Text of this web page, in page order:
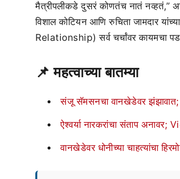
मैत्रीपलीकडे दुसरं कोणतंच नातं नव्हतं,”
विशाल कोटियन आणि रुचिता जामदार
Relationship) सर्व चर्चांवर कायमचा
📌महत्वाच्या बातम्या
संजू सॅमसनचा वानखेडेवर झंझावात;
ऐश्वर्या नारकरांचा संताप
वानखेडेवर धोनीच्या चाहत्यांचा